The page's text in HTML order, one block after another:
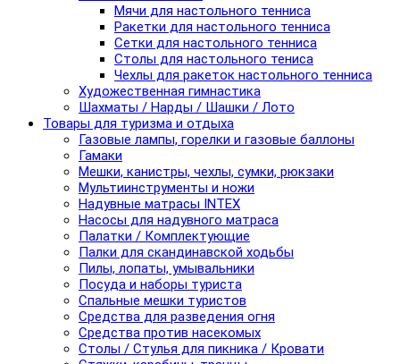
Мячи для настольного тенниса
Ракетки для настольного тенниса
Сетки для настольного тенниса
Столы для настольного тениса
Чехлы для ракеток настольного тенниса
Художественная гимнастика
Шахматы / Нарды / Шашки / Лото
Товары для туризма и отдыха
Газовые лампы, горелки и газовые баллоны
Гамаки
Мешки, канистры, чехлы, сумки, рюкзаки
Мультиинструменты и ножи
Надувные матрасы INTEX
Насосы для надувного матраса
Палатки / Комплектующие
Палки для скандинавской ходьбы
Пилы, лопаты, умывальники
Посуда и наборы туриста
Спальные мешки туристов
Средства для разведения огня
Средства против насекомых
Столы / Стулья для пикника / Кровати